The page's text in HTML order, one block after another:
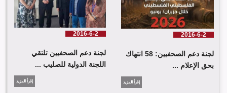
2016-6-2
لجنة دعم الصحفيين: 58 انتهاك
بحق الإعلام ...
إقرأ المزيد
2016-6-2
لجنة دعم الصحفيين تلتقي
اللجنة الدولية للصليب ...
إقرأ المزيد